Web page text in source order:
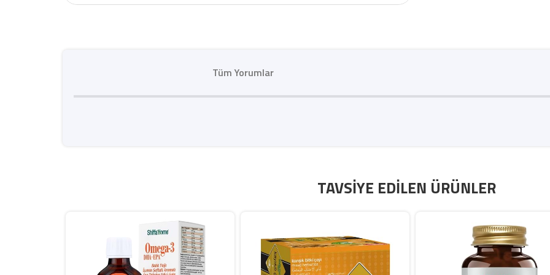
Tüm Yorumlar
TAVSIYE EDILEN ÜRÜNLER